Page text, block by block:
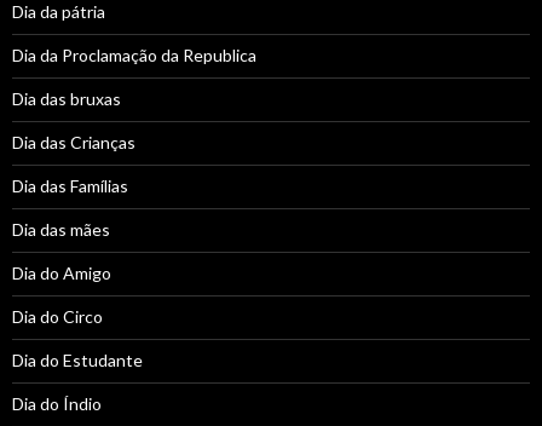
Dia da pátria
Dia da Proclamação da Republica
Dia das bruxas
Dia das Crianças
Dia das Famílias
Dia das mães
Dia do Amigo
Dia do Circo
Dia do Estudante
Dia do Índio